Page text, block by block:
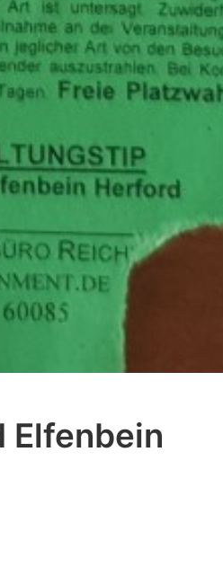
Elfenbein